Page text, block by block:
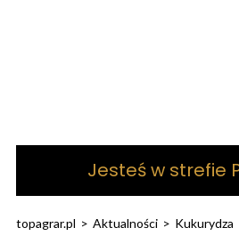
Jesteś w strefie
topagrar.pl > Aktualności > Kukurydza